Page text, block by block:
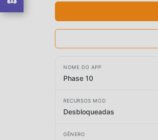
NOME DO APP
Phase 10
RECURSOS MOD
Desbloqueadas
GÊNERO